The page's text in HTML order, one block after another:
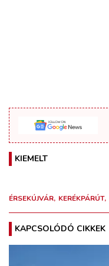
KIEMELT
ÉRSEKÚJVÁR KERÉKPÁRÚT
KAPCSOLÓDÓ CIKKEK